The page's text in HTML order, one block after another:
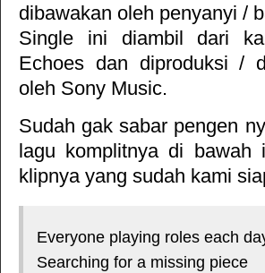
dibawakan oleh penyanyi /
Single ini diambil dari
Echoes dan diproduksi /
oleh Sony Music.
Sudah gak sabar pengen
lagu komplitnya di bawah
klipnya yang sudah kami
Everyone playing roles each
Searching for a missing piece